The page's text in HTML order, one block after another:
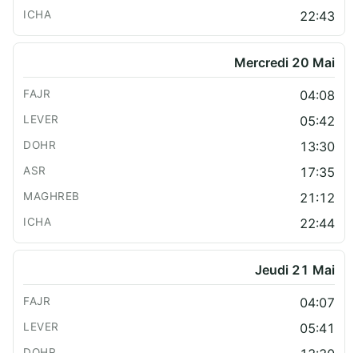
22:43
Mercredi 20 Mai
04:08
05:42
13:30
17:35
21:12
22:44
Jeudi 21 Mai
04:07
05:41